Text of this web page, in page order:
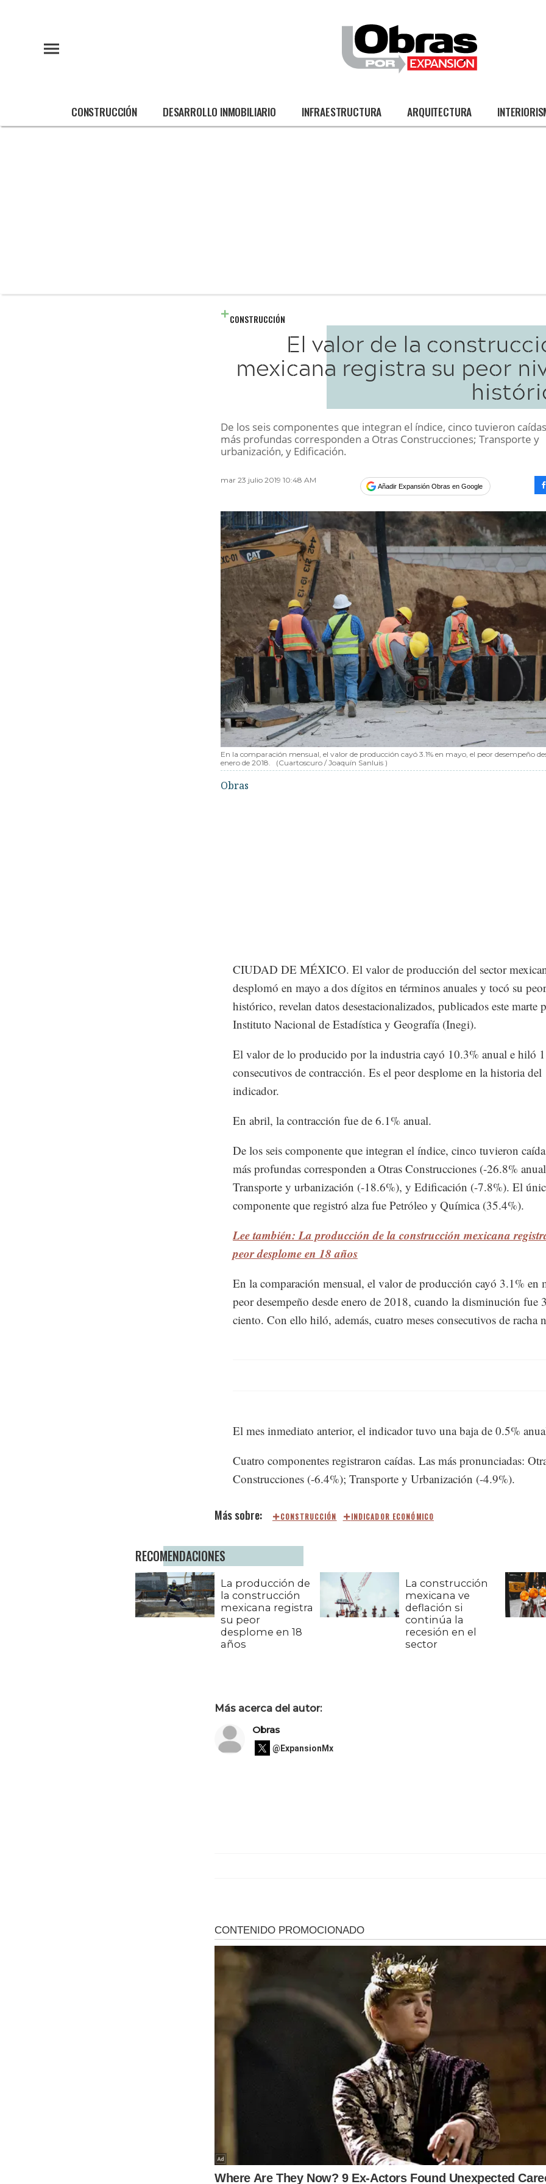
CONSTRUCCIÓN DESARROLLO INMOBILIARIO INFRAESTRUCTURA ARQUITECTURA
CONSTRUCCIÓN
El valor de la
mexicana registra su peor
De los seis componentes que integran el índice, cinco tuvieron
más profundas corresponden a Otras Construcciones; Transporte y
urbanización, y Edificación.
mar 23 julio 2019 10:48 AM
Añadir Expansión Obras en Google
En la comparación mensual, el valor de producción cayó 3.1% en mayo, el peor desempeño
enero de 2018.
(Cuartoscuro / Joaquín Sanluis )
Obras
CIUDAD DE MÉXICO. El valor de producción del sector
desplomó en mayo a dos dígitos en términos anuales y tocó su
histórico, revelan datos desestacionalizados, publicados este marte
Instituto Nacional de Estadística y Geografía (Inegi).
El valor de lo producido por la industria cayó 10.3% anual e hiló
consecutivos de contracción. Es el peor desplome en la historia del
indicador.
En abril, la contracción fue de 6.1% anual.
De los seis componente que integran el índice, cinco tuvieron
más profundas corresponden a Otras Construcciones (-26.8%
Transporte y urbanización (-18.6%), y Edificación (-7.8%). El
componente que registró alza fue Petróleo y Química (35.4%).
Lee también: La producción de la construcción mexicana
peor desplome en 18 años
En la comparación mensual, el valor de producción cayó 3.1% en
peor desempeño desde enero de 2018, cuando la disminución fue
ciento. Con ello hiló, además, cuatro meses consecutivos de racha
El mes inmediato anterior, el indicador tuvo una baja de 0.5%
Cuatro componentes registraron caídas. Las más pronunciadas:
Construcciones (-6.4%); Transporte y Urbanización (-4.9%).
CONSTRUCCIÓN INDICADOR ECONÓMICO
RECOMENDACIONES
La producción de
la construcción
mexicana registra
su peor
desplome en 18
años
La construcción
mexicana ve
deflación si
continúa la
recesión en el
sector
Más acerca del autor:
Obras
@ExpansionMx